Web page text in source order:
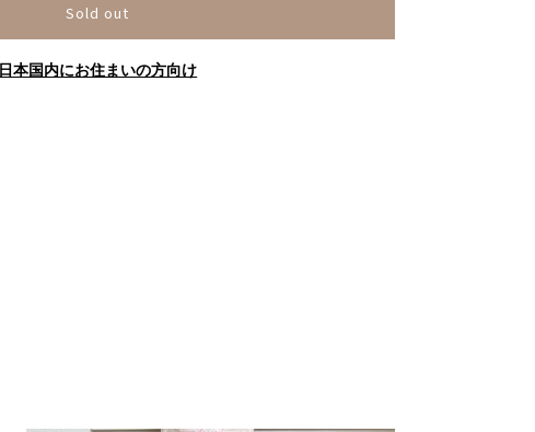
Sold out
日本国内にお住まいの方向け